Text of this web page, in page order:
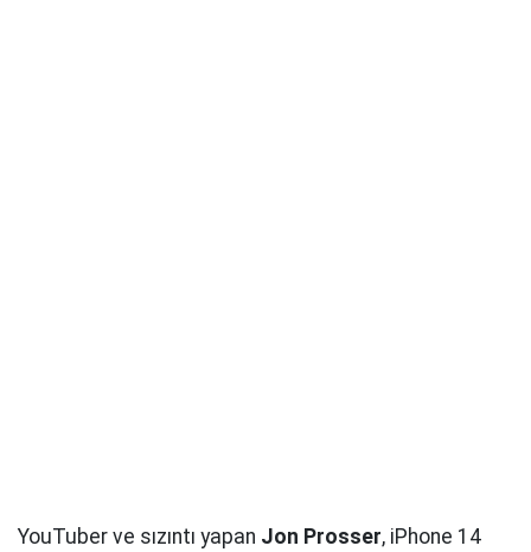
YouTuber ve sızıntı yapan Jon Prosser, iPhone 14